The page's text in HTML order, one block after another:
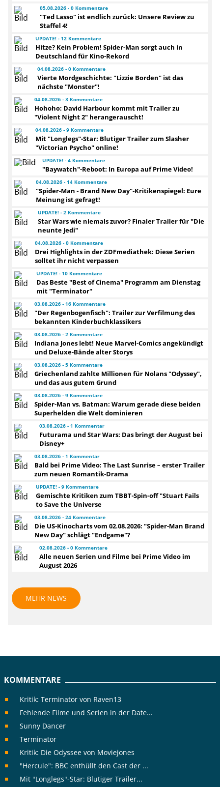
05.08.2026 - 0 Kommentare
"Ted Lasso" ist endlich zurück: Unsere Review zu
Staffel 4!
UPDATE! - 12 Kommentare
Hitze? Kein Problem! Spider-Man sorgt auch in
Deutschland für Kino-Rekord
04.08.2026 - 0 Kommentare
Vierte Mordgeschichte: "Lizzie Borden" ist das
nächste "Monster"!
04.08.2026 - 3 Kommentare
Hohoho: David Harbour kommt mit Trailer zu
"Violent Night 2" herangerauscht!
04.08.2026 - 9 Kommentare
Mit "Longlegs"-Star: Blutiger Trailer zum Slasher
"Victorian Psycho" online!
UPDATE! - 4 Kommentare
"Baywatch"-Reboot: In Europa auf Prime Video!
04.08.2026 - 14 Kommentare
"Spider-Man - Brand New Day"-Kritikenspiegel: Eure
Meinung ist gefragt!
UPDATE! - 2 Kommentare
Star Wars wie niemals zuvor? Finaler Trailer für "Die
neunte Jedi"
04.08.2026 - 0 Kommentare
Drei Highlights in der ZDFmediathek: Diese Serien
solltet ihr nicht verpassen
UPDATE! - 10 Kommentare
Das Beste "Best of Cinema" Programm am Dienstag
mit "Terminator"
03.08.2026 - 16 Kommentare
"Der Regenbogenfisch": Trailer zur Verfilmung des
bekannten Kinderbuchklassikers
03.08.2026 - 2 Kommentare
Indiana Jones lebt! Neue Marvel-Comics angekündigt
und Deluxe-Bände alter Storys
03.08.2026 - 5 Kommentare
Griechenland zahlte Millionen für Nolans "Odyssey",
und das aus gutem Grund
03.08.2026 - 9 Kommentare
Spider-Man vs. Batman: Warum gerade diese beiden
Superhelden die Welt dominieren
03.08.2026 - 1 Kommentar
Futurama und Star Wars: Das bringt der August bei
Disney+
03.08.2026 - 1 Kommentar
Bald bei Prime Video: The Last Sunrise – erster Trailer
zum neuen Romantik-Drama
UPDATE! - 9 Kommentare
Gemischte Kritiken zum TBBT-Spin-off "Stuart Fails
to Save the Universe
03.08.2026 - 24 Kommentare
Die US-Kinocharts vom 02.08.2026: "Spider-Man Brand
New Day" schlägt "Endgame"?
02.08.2026 - 0 Kommentare
Alle neuen Serien und Filme bei Prime Video im
August 2026
MEHR NEWS
KOMMENTARE
Kritik: Terminator von Raven13
Fehlende Filme und Serien in der Date...
Sunny Dancer
Terminator
Kritik: Die Odyssee von Moviejones
"Hercule": BBC enthüllt den Cast der ...
Mit "Longlegs"-Star: Blutiger Trailer...